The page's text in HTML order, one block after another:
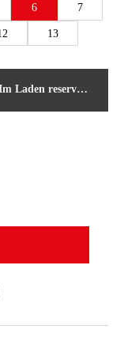
6 7
13
Laden reservieren
Wert ein oder